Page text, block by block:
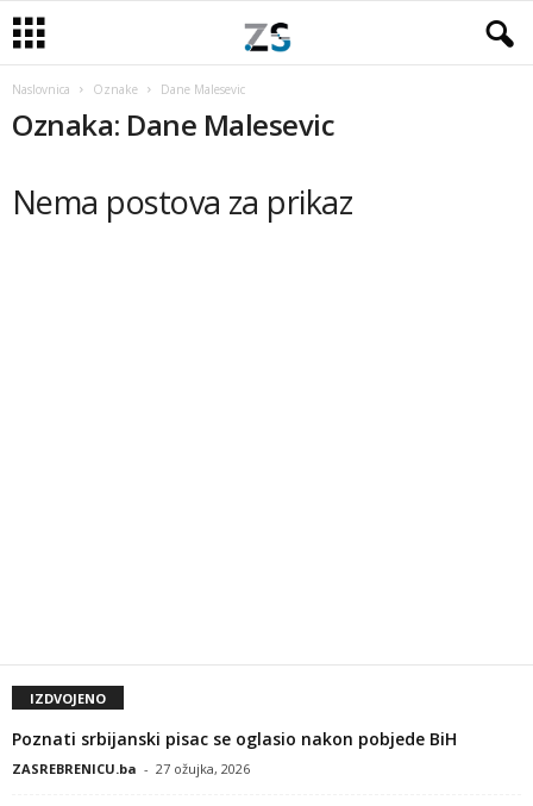
Naslovnica Oznake Dane Malesevic
Oznaka: Dane Malesevic
Nema postova za prikaz
IZDVOJENO
Poznati srbijanski pisac se oglasio nakon pobjede BiH
ZASREBRENICU.ba - 27 ožujka, 2026